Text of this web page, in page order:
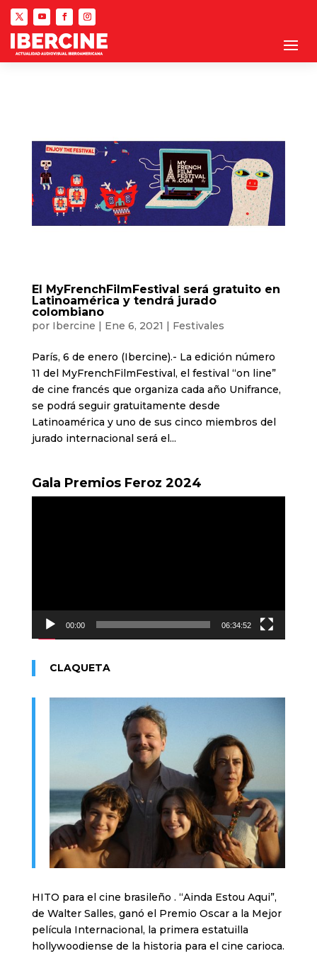
El MyFrenchFilmFestival será gratuito en
Latinoamérica y tendrá jurado
colombiano
por Ibercine | Ene 6, 2021 | Festivales
París, 6 de enero (Ibercine).- La edición número
11 del MyFrenchFilmFestival, el festival “on line”
de cine francés que organiza cada año Unifrance,
se podrá seguir gratuitamente desde
Latinoamérica y uno de sus cinco miembros del
jurado internacional será el...
Gala Premios Feroz 2024
00:00 06:34:52
CLAQUETA
HITO para el cine brasileño . “Ainda Estou Aqui”,
de Walter Salles, ganó el Premio Oscar a la Mejor
película Internacional, la primera estatuilla
hollywoodiense de la historia para el cine carioca.